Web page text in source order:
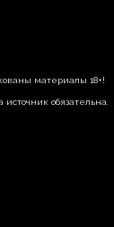
материалы 18+!
обязательна.